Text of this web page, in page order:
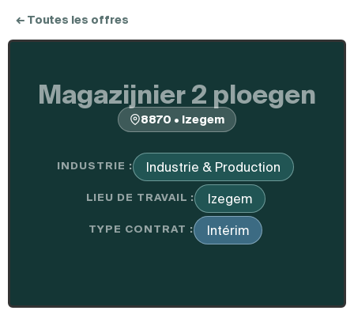
← Toutes les offres
Magazijnier 2 ploegen
8870 • Izegem
INDUSTRIE : Industrie & Production
LIEU DE TRAVAIL : Izegem
TYPE CONTRAT : Intérim